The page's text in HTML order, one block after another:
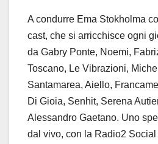
A condurre Ema Stokholma
cast, che si arricchisce ogni
da Gabry Ponte, Noemi,
Toscano, Le Vibrazioni,
Santamarea, Aiello,
Di Gioia, Senhit, Serena
Alessandro Gaetano. Uno
dal vivo, con la Radio2